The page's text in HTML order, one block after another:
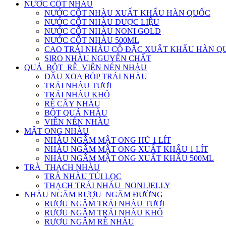
NƯỚC CỐT NHÀU
NƯỚC CỐT NHÀU XUẤT KHẨU HÀN QUỐC
NƯỚC CỐT NHÀU DƯỢC LIỆU
NƯỚC CỐT NHÀU NONI GOLD
NƯỚC CỐT NHÀU 500ML
CAO TRÁI NHÀU CÔ ĐẶC XUẤT KHẨU HÀN
SIRO NHÀU NGUYÊN CHẤT
QUẢ_BỘT_RỄ_VIÊN NÉN NHÀU
DẦU XOA BÓP TRÁI NHÀU
TRÁI NHÀU TƯƠI
TRÁI NHÀU KHÔ
RỄ CÂY NHÀU
BỘT QUẢ NHÀU
VIÊN NÉN NHÀU
MẬT ONG NHÀU
NHÀU NGÂM MẬT ONG HŨ 1 LÍT
NHÀU NGÂM MẬT ONG XUẤT KHẨU 1 LÍT
NHÀU NGÂM MẬT ONG XUẤT KHẨU 500ML
TRÀ_THẠCH NHÀU
TRÀ NHÀU TÚI LỌC
THẠCH TRÁI NHÀU_NONI JELLY
NHÀU NGÂM RƯỢU_NGÂM ĐƯỜNG
RƯỢU NGÂM TRÁI NHÀU TƯƠI
RƯỢU NGÂM TRÁI NHÀU KHÔ
RƯỢU NGÂM RỄ NHÀU